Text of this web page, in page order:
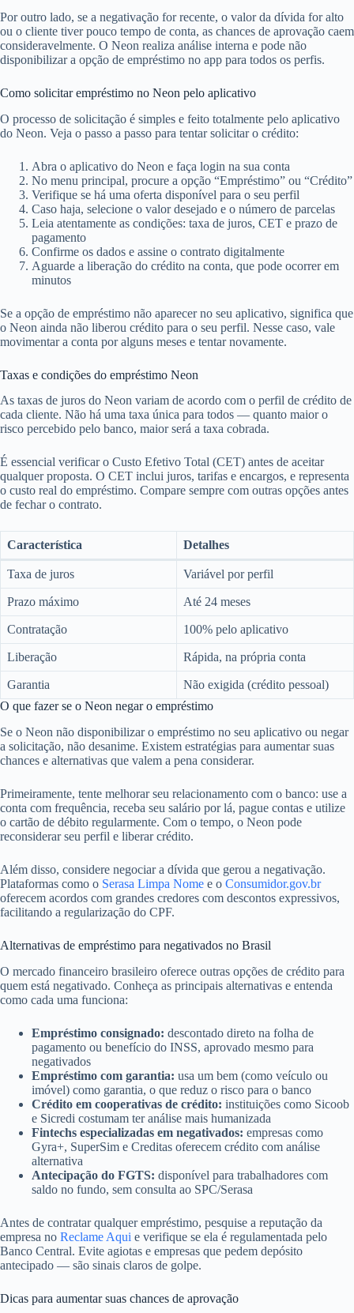
Por outro lado, se a negativação for recente, o valor da dívida for alto
ou o cliente tiver pouco tempo de conta, as chances de aprovação caem
consideravelmente. O Neon realiza análise interna e pode não
disponibilizar a opção de empréstimo no app para todos os perfis.
Como solicitar empréstimo no Neon pelo aplicativo
O processo de solicitação é simples e feito totalmente pelo aplicativo
do Neon. Veja o passo a passo para tentar solicitar o crédito:
Abra o aplicativo do Neon e faça login na sua conta
No menu principal, procure a opção “Empréstimo” ou “Crédito”
Verifique se há uma oferta disponível para o seu perfil
Caso haja, selecione o valor desejado e o número de parcelas
Leia atentamente as condições: taxa de juros, CET e prazo de
pagamento
Confirme os dados e assine o contrato digitalmente
Aguarde a liberação do crédito na conta, que pode ocorrer em
minutos
Se a opção de empréstimo não aparecer no seu aplicativo, significa que
o Neon ainda não liberou crédito para o seu perfil. Nesse caso, vale
movimentar a conta por alguns meses e tentar novamente.
Taxas e condições do empréstimo Neon
As taxas de juros do Neon variam de acordo com o perfil de crédito de
cada cliente. Não há uma taxa única para todos — quanto maior o
risco percebido pelo banco, maior será a taxa cobrada.
É essencial verificar o Custo Efetivo Total (CET) antes de aceitar
qualquer proposta. O CET inclui juros, tarifas e encargos, e representa
o custo real do empréstimo. Compare sempre com outras opções antes
de fechar o contrato.
Característica Detalhes
Taxa de juros Variável por perfil
Prazo máximo Até 24 meses
Contratação 100% pelo aplicativo
Liberação Rápida, na própria conta
Garantia
Não exigida (crédito pessoal)
O que fazer se o Neon negar o empréstimo
Se o Neon não disponibilizar o empréstimo no seu aplicativo ou negar
a solicitação, não desanime. Existem estratégias para aumentar suas
chances e alternativas que valem a pena considerar.
Primeiramente, tente melhorar seu relacionamento com o banco: use a
conta com frequência, receba seu salário por lá, pague contas e utilize
o cartão de débito regularmente. Com o tempo, o Neon pode
reconsiderar seu perfil e liberar crédito.
Além disso, considere negociar a dívida que gerou a negativação.
Plataformas como o Serasa Limpa Nome e o Consumidor.gov.br
oferecem acordos com grandes credores com descontos expressivos,
facilitando a regularização do CPF.
Alternativas de empréstimo para negativados no Brasil
O mercado financeiro brasileiro oferece outras opções de crédito para
quem está negativado. Conheça as principais alternativas e entenda
como cada uma funciona:
Empréstimo consignado: descontado direto na folha de
pagamento ou benefício do INSS, aprovado mesmo para
negativados
Empréstimo com garantia: usa um bem (como veículo ou
imóvel) como garantia, o que reduz o risco para o banco
Crédito em cooperativas de crédito: instituições como Sicoob
e Sicredi costumam ter análise mais humanizada
Fintechs especializadas em negativados: empresas como
Gyra+, SuperSim e Creditas oferecem crédito com análise
alternativa
Antecipação do FGTS: disponível para trabalhadores com
saldo no fundo, sem consulta ao SPC/Serasa
Antes de contratar qualquer empréstimo, pesquise a reputação da
empresa no Reclame Aqui e verifique se ela é regulamentada pelo
Banco Central. Evite agiotas e empresas que pedem depósito
antecipado — são sinais claros de golpe.
Dicas para aumentar suas chances de aprovação